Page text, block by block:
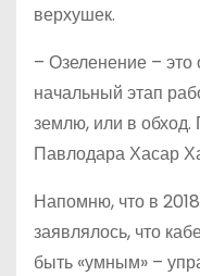
верхушек.
– Озеленение –
начальный этап
землю, или в обход.
Павлодара Хасар
Напомню, что в
заявлялось, что
быть «умным» –